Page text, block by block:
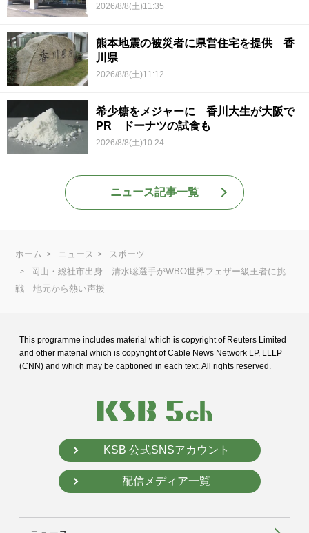
2026/8/8(土)11:35
熊本地震の被災者に県営住宅を提供 香
川県
2026/8/8(土)11:12
希少糖をメジャーに 香川大生が大阪で
PR ドーナツの試食も
2026/8/8(土)10:24
ニュース記事一覧
ホーム ニュース
スポーツ
岡山・総社市出身 清水聡選手がWBO世界フェザー級王者に挑
戦 地元から熱い声援
This programme includes material which is copyright of Reuters Limited
and other material which is copyright of Cable News Network LP, LLLP
(CNN) and which may be captioned in each text. All rights reserved.
KSB 公式SNSアカウント
配信メディア一覧